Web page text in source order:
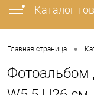
Каталог
Главная страница •
Фотоальбом